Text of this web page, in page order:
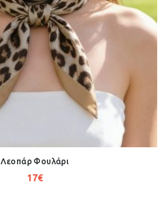
Λεοπάρ Φουλάρι
17€